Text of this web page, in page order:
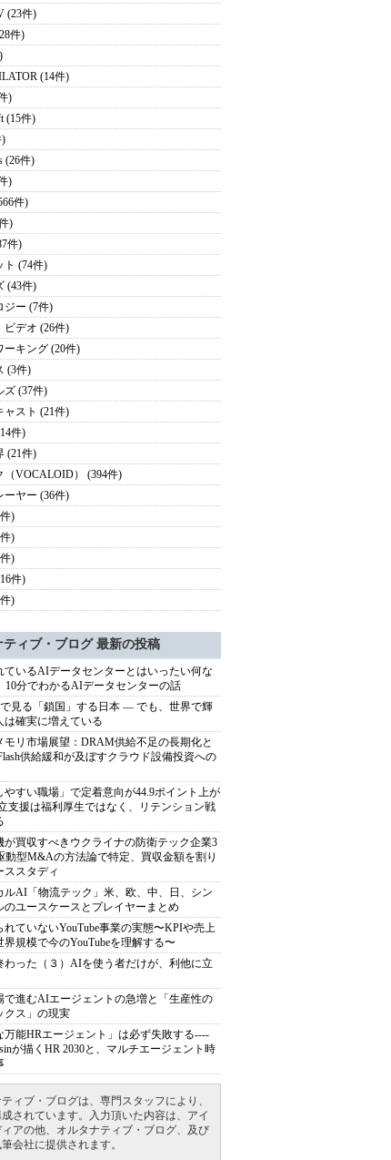
(23件)
件)
(14件)
)
(15件)
)
(26件)
)
件)
)
件)
ト (74件)
(43件)
ジー (7件)
ビデオ (26件)
ーキング (20件)
(3件)
ズ (37件)
ャスト (21件)
件)
(21件)
（VOCALOID） (394件)
ーヤー (36件)
)
)
)
件)
)
ティブ・ブログ 最新の投稿
ているAIデータセンターとはいったい何な
分でわかるAIデータセンターの話
見る「鎖国」する日本 ― でも、世界で輝
は確実に増えている
モリ市場展望：DRAM供給不足の長期化と
供給緩和が及ぼすクラウド設備投資への
やすい職場」で定着意向が44.9ポイント上が
支援は福利厚生ではなく、リテンション戦
が買収すべきウクライナの防衛テック企業3
動型M&Aの方法論で特定、買収金額を割り
ススタディ
ルAI「物流テック」米、欧、中、日、シン
のユースケースとプレイヤーまとめ
れていないYouTube事業の実態〜KPIや売上
界規模で今のYouTubeを理解する〜
わった（３）AIを使う者だけが、利他に立
で進むAIエージェントの急増と「生産性の
クス」の現実
万能HRエージェント」は必ず失敗する----
が描くHR 2030と、マルチエージェント時
ィブ・ブログは、専門スタッフにより、
されています。入力頂いた内容は、アイ
アの他、オルタナティブ・ブログ、及び
会社に提供されます。